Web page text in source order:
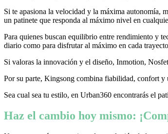
Si te apasiona la velocidad y la máxima autonomía,
un patinete que responda al máximo nivel en
Para quienes buscan equilibrio entre rendimiento y
diario como para disfrutar al máximo en cada
Si valoras la innovación y el diseño, Inmotion,
Por su parte, Kingsong combina fiabilidad, confort y
Sea cual sea tu estilo, en Urban360 encontrarás el
Haz el cambio hoy mismo: